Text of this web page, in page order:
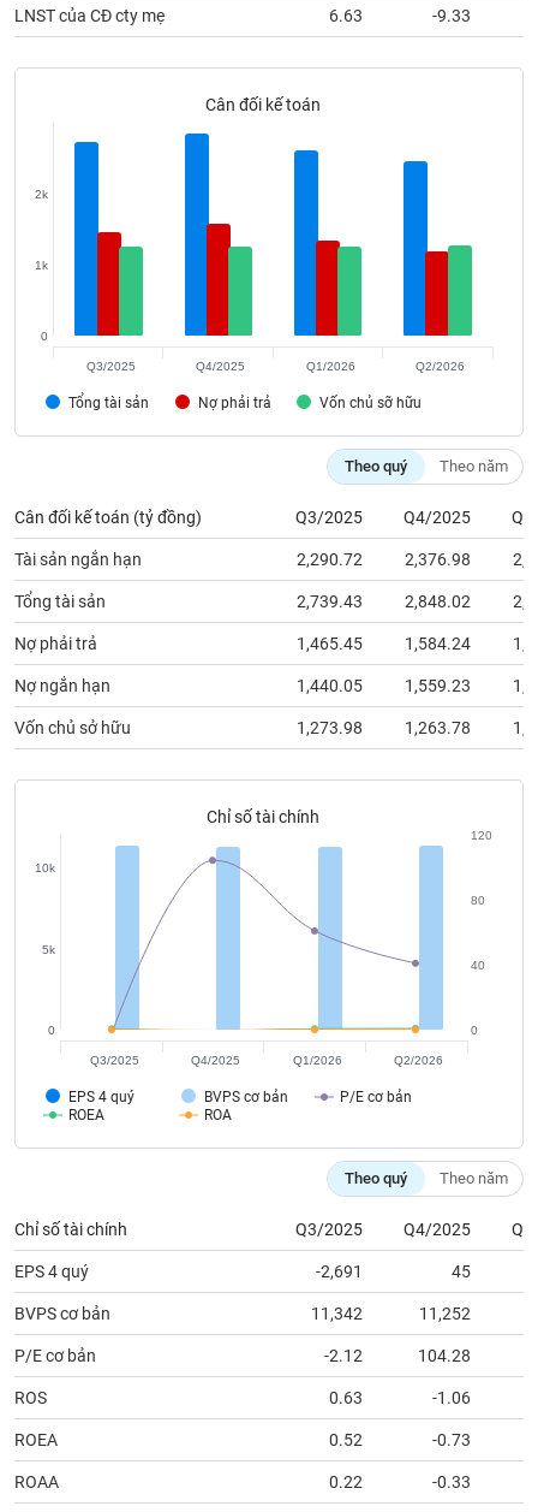
LNST của CĐ cty mẹ 6.63 -9.33
Cân đối kế toán
Tổng tài sản Nợ phải trả Vốn chủ sỡ hữu
0
1k
2k
Q3/2025 Q4/2025 Q1/2026 Q2/2026
Theo quý Theo năm
Cân đối kế toán (tỷ đồng) Q3/2025 Q4/2025
Tài sản ngắn hạn 2,290.72 2,376.98
Tổng tài sản 2,739.43 2,848.02
Nợ phải trả 1,465.45 1,584.24
Nợ ngắn hạn 1,440.05 1,559.23
Vốn chủ sở hữu 1,273.98 1,263.78
Chỉ số tài chính
EPS 4 quý BVPS cơ bản
P/E cơ bản
ROEA
ROA
0
5k
10k
0
40
80
120
Q3/2025 Q4/2025 Q1/2026 Q2/2026
Theo quý Theo năm
Chỉ số tài chính Q3/2025 Q4/2025
EPS 4 quý -2,691 45
BVPS cơ bản 11,342 11,252
P/E cơ bản -2.12 104.28
ROS 0.63 -1.06
ROEA 0.52 -0.73
ROAA 0.22 -0.33
Thuật
ngữ
tạo
chính
Công
cụ
đầu
tư
liệu